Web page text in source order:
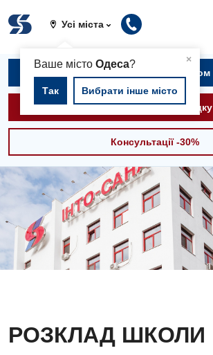
Усі міста
×
Ваше містоОдеса?
Так Вибрати інше місто
Записатися на прийом
Викликати швидку
Консультації -30%
РОЗКЛАД ШКОЛИ